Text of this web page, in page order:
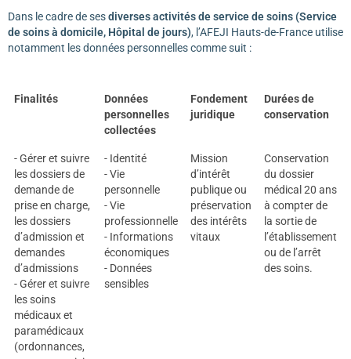
Dans le cadre de sesdiversesactivités de service de soins (Service
de soins à domicile, Hôpital de jours), l’AFEJI Hauts-de-France utilise
notamment les données personnelles comme suit :
Finalités
Données
personnelles
collectées
Fondement
juridique
Durées de
conservation
- Gérer et suivre
les dossiers de
demande de
prise en charge,
les dossiers
d’admission et
demandes
d’admissions
- Gérer et suivre
les soins
médicaux et
paramédicaux
(ordonnances,
- Identité
- Vie
personnelle
- Vie
professionnelle
- Informations
économiques
- Données
sensibles
Mission
d’intérêt
publique ou
préservation
des intérêts
vitaux
Conservation
du dossier
médical 20 ans
à compter de
la sortie de
l’établissement
ou de l’arrêt
des soins.